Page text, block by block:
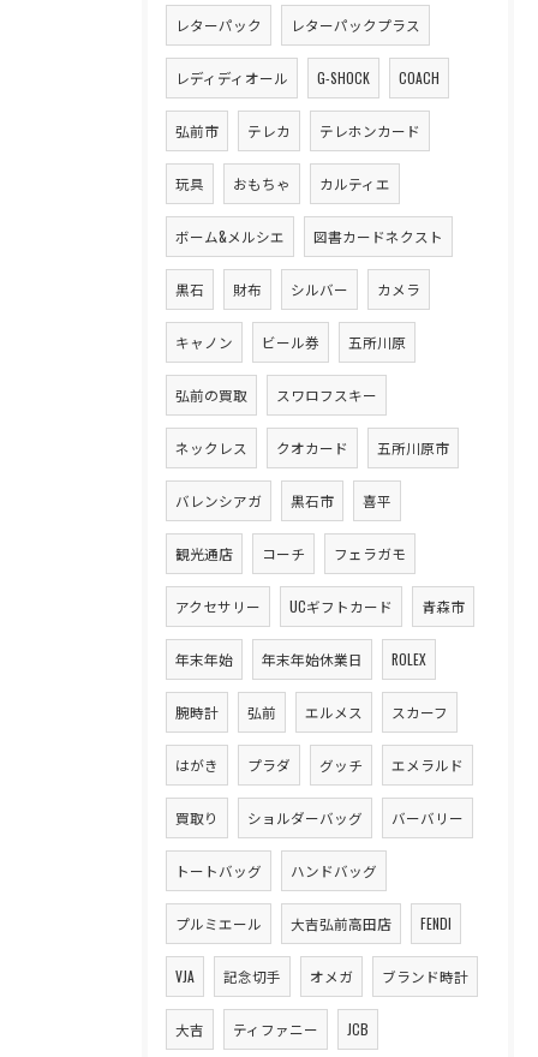
レターパック レターパックプラス
レディディオール G-SHOCK COACH
弘前市 テレカ テレホンカード
玩具 おもちゃ カルティエ
ボーム&メルシエ 図書カードネクスト
黒石 財布 シルバー カメラ
キャノン ビール券 五所川原
弘前の買取 スワロフスキー
ネックレス クオカード 五所川原市
バレンシアガ 黒石市 喜平
観光通店 コーチ フェラガモ
アクセサリー UCギフトカード 青森市
年末年始 年末年始休業日 ROLEX
腕時計 弘前 エルメス スカーフ
はがき プラダ グッチ エメラルド
買取り ショルダーバッグ バーバリー
トートバッグ ハンドバッグ
プルミエール 大吉弘前高田店 FENDI
VJA 記念切手 オメガ ブランド時計
大吉 ティファニー JCB